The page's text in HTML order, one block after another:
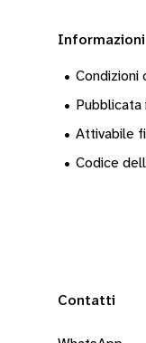
Informazioni
• Condizioni
•
• Attivabile
• Codice
Contatti